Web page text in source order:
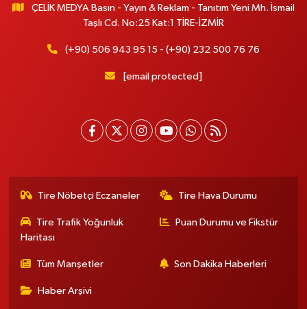
ÇELİK MEDYA Basın - Yayın & Reklam - Tanıtım Yeni Mh. İsmail
Taşlı Cd. No:25 Kat:1 TİRE-İZMİR
(+90) 506 943 95 15 - (+90) 232 500 76 76
[email protected]
Tire Nöbetçi Eczaneler Tire Hava Durumu
Tire Trafik Yoğunluk
Haritası
Puan Durumu ve Fikstür
Tüm Manşetler Son Dakika Haberleri
Haber Arşivi